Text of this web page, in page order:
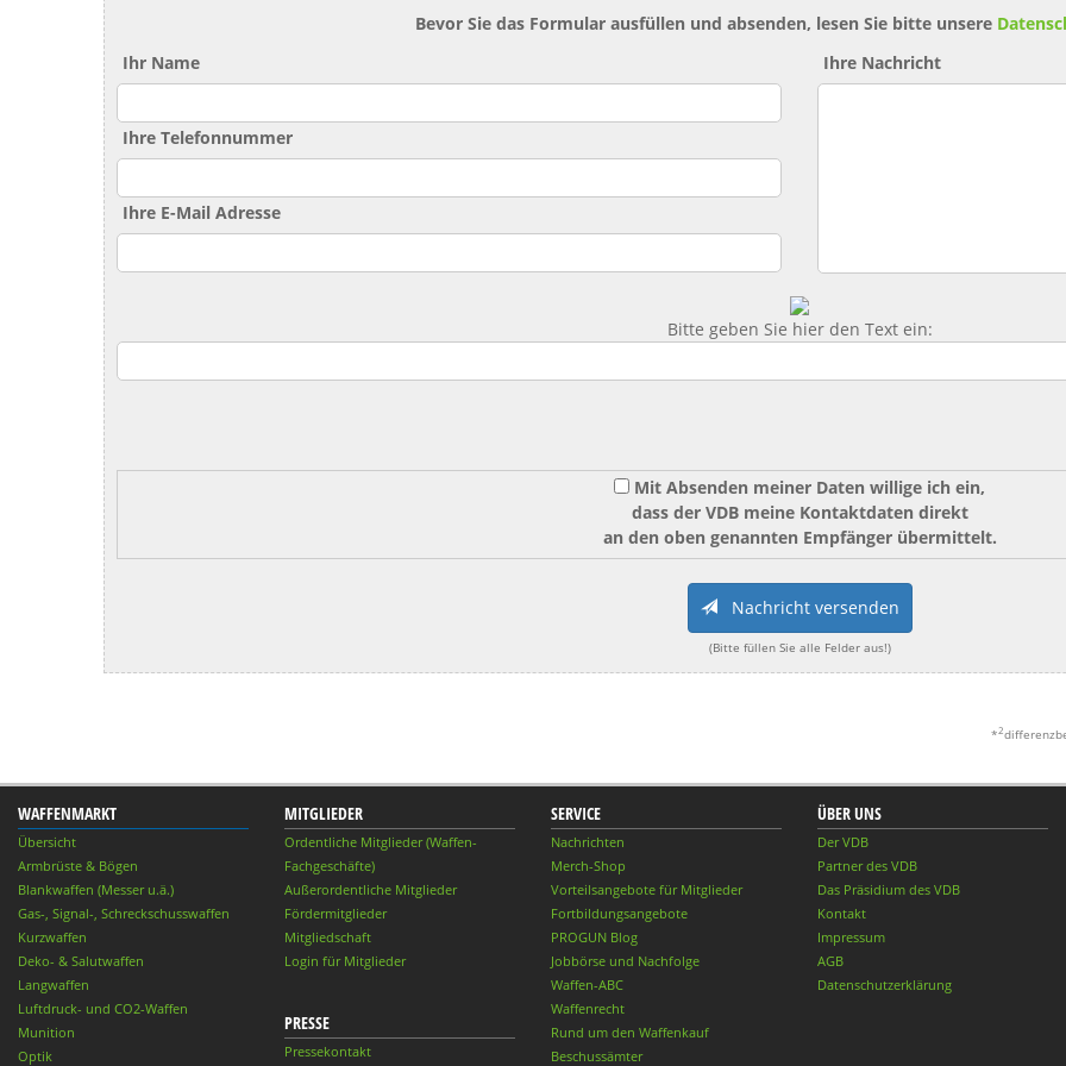
Bevor Sie das Formular ausfüllen und absenden, lesen Sie bitte unsere
Ihr Name
Ihre Telefonnummer
Ihre E-Mail Adresse
Ihre Nachricht
Bitte geben Sie hier den Text ein:
Mit Absenden meiner Daten willige ich ein,
dass der VDB meine Kontaktdaten direkt
an den oben genannten Empfänger übermittelt.
Nachricht versenden
(Bitte füllen Sie alle Felder aus!)
*2
WAFFENMARKT
Übersicht
Armbrüste & Bögen
Blankwaffen (Messer u.ä.)
Gas-, Signal-, Schreckschusswaffen
Kurzwaffen
Deko- & Salutwaffen
Langwaffen
Luftdruck- und CO2-Waffen
Munition
Optik
MITGLIEDER
Ordentliche Mitglieder (Waffen-
Fachgeschäfte)
Außerordentliche Mitglieder
Fördermitglieder
Mitgliedschaft
Login für Mitglieder
PRESSE
Pressekontakt
SERVICE
Nachrichten
Merch-Shop
Vorteilsangebote für Mitglieder
Fortbildungsangebote
PROGUN Blog
Jobbörse und Nachfolge
Waffen-ABC
Waffenrecht
Rund um den Waffenkauf
Beschussämter
ÜBER UNS
Der VDB
Partner des VDB
Das Präsidium des VDB
Kontakt
Impressum
AGB
Datenschutzerklärung